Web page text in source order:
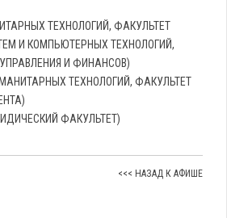
ТЕХНОЛОГИЙ, ФАКУЛЬТЕТ
И КОМПЬЮТЕРНЫХ ТЕХНОЛОГИЙ,
И ФИНАНСОВ)
ТЕХНОЛОГИЙ, ФАКУЛЬТЕТ
ФАКУЛЬТЕТ)
<<< НАЗАД К АФИШЕ